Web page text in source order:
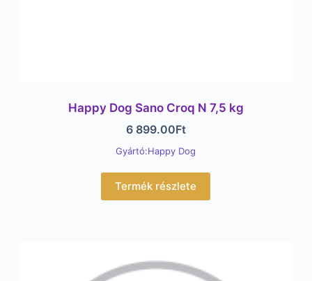
Happy Dog Sano Croq N 7,5 kg
6 899.00Ft
Gyártó:Happy Dog
Termék részlete